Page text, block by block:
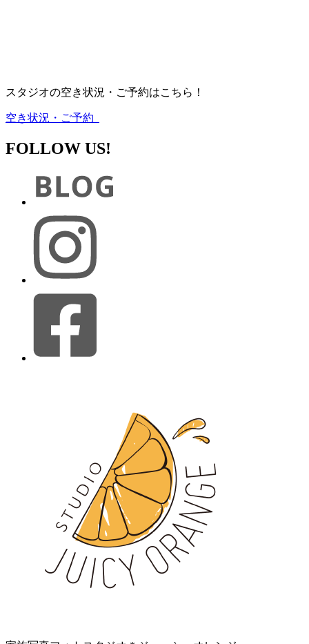
スタジオの空き状況・ご予約はこちら！
空き状況・ご予約
FOLLOW US!